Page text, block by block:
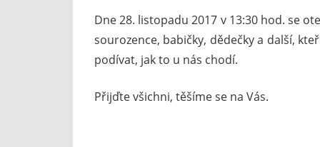
Dne 28. listopadu 2017 v 13:30 hod. se
sourozence, babičky, dědečky a další,
podívat, jak to u nás chodí.
Přijďte všichni, těšíme se na Vás.